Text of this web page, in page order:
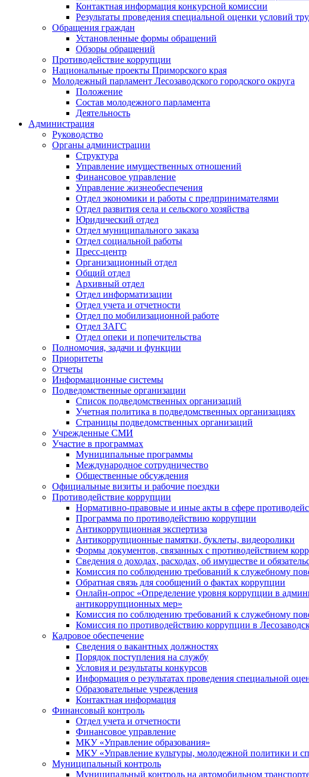
Контактная информация конкурсной комиссии
Результаты проведения специальной оценки условий
Обращения граждан
Установленные формы обращений
Обзоры обращений
Противодействие коррупции
Национальные проекты Приморского края
Молодежный парламент Лесозаводского городского округа
Положение
Состав молодежного парламента
Деятельность
Администрация
Руководство
Органы администрации
Структура
Управление имущественных отношений
Финансовое управление
Управление жизнеобеспечения
Отдел экономики и работы с предпринимателями
Отдел развития села и сельского хозяйства
Юридический отдел
Отдел муниципального заказа
Отдел социальной работы
Пресс-центр
Организационный отдел
Общий отдел
Архивный отдел
Отдел информатизации
Отдел учета и отчетности
Отдел по мобилизационной работе
Отдел ЗАГС
Отдел опеки и попечительства
Полномочия, задачи и функции
Приоритеты
Отчеты
Информационные системы
Подведомственные организации
Список подведомственных организаций
Учетная политика в подведомственных организациях
Страницы подведомственных организаций
Учрежденные СМИ
Участие в программах
Муниципальные программы
Международное сотрудничество
Общественные обсуждения
Официальные визиты и рабочие поездки
Противодействие коррупции
Нормативно-правовые и иные акты в сфере
Программа по противодействию коррупции
Антикоррупционная экспертиза
Антикоррупционные памятки, буклеты, видеоролики
Формы документов, связанных с противодействием
Сведения о доходах, расходах, об имуществе и
Комиссия по соблюдению требований к служебному
Обратная связь для сообщений о фактах коррупции
Онлайн-опрос «Определение уровня коррупции в
антикоррупционных мер»
Комиссия по соблюдению требований к служебному
Комиссия по противодействию коррупции в
Кадровое обеспечение
Сведения о вакантных должностях
Порядок поступления на службу
Условия и результаты конкурсов
Информация о результатах проведения специальной
Образовательные учреждения
Контактная информация
Финансовый контроль
Отдел учета и отчетности
Финансовое управление
МКУ «Управление образования»
МКУ «Управление культуры, молодежной политики и
Муниципальный контроль
Муниципальный контроль на автомобильном